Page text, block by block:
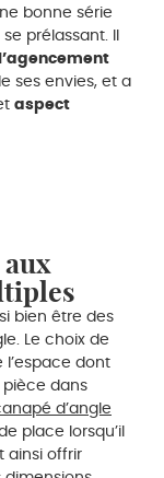
bonne série
prélassant. Il
ses envies, et a
aspect
bien être des
Le choix de
l’espace dont
pièce dans
d’angle
place lorsqu’il
ainsi offrir